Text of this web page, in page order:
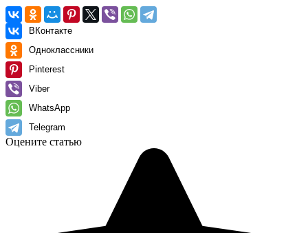
ВКонтакте
Одноклассники
Pinterest
Viber
WhatsApp
Telegram
Оцените статью